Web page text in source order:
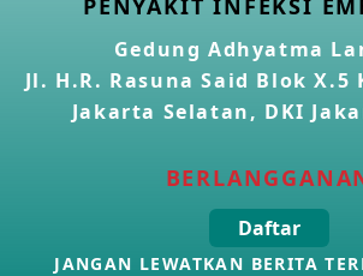
CMNV
Kasus Konfirmasi Avian Influenza
19 Mar 2026
PENYAKIT INFEKSI
Gedung Adhyatma
Jl. H.R. Rasuna Said Blok X.5
Jakarta Selatan, DKI
Daftar
JANGAN LEWATKAN BERITA